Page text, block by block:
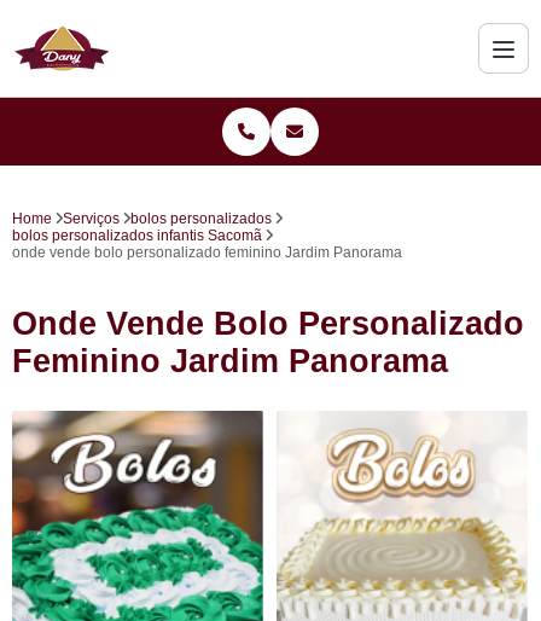
Home Serviços
bolos personalizados
bolos personalizados infantis Sacomã
onde vende bolo personalizado feminino Jardim Panorama
Onde Vende Bolo Personalizado
Feminino Jardim Panorama